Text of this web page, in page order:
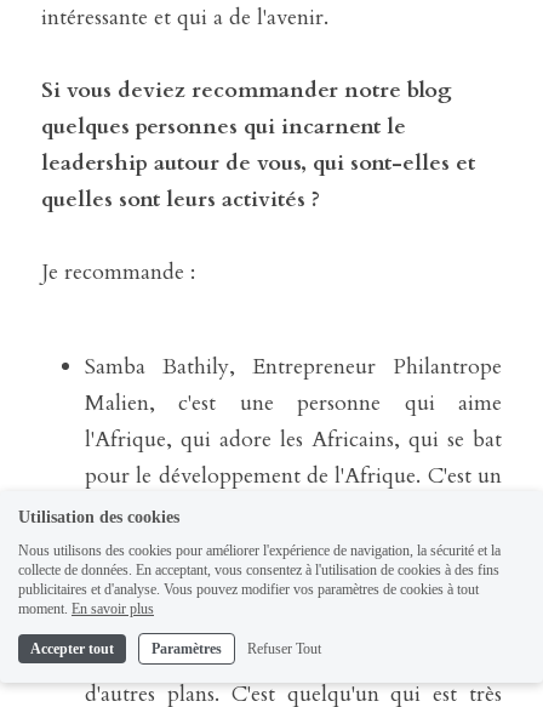
intéressante et qui a de l'avenir.
Si vous deviez recommander notre blog
quelques personnes qui incarnent le
leadership autour de vous, qui sont-elles et
quelles sont leurs activités ?
Je recommande :
Samba Bathily, Entrepreneur Philantrope
Malien, c'est une personne qui aime
l'Afrique, qui adore les Africains, qui se bat
pour le développement de l'Afrique. C'est un
Entrepreneur Malien qui aide toutes les
personnes de bonne volonté en Afrique ou
dans la diaspora, qui ont des projets
d'entreprise, qui ont des projets tout court. Il
aide sur le plan financier mais aussi sur
d'autres plans. C'est quelqu'un qui est très
Utilisation des cookies
Nous utilisons des cookies pour améliorer l'expérience de navigation, la sécurité et la
collecte de données. En acceptant, vous consentez à l'utilisation de cookies à des fins
publicitaires et d'analyse. Vous pouvez modifier vos paramètres de cookies à tout
moment. En savoir plus
Accepter tout Paramètres Refuser Tout